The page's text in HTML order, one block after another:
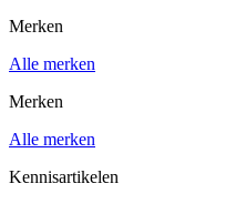
Merken
Alle merken
Merken
Alle merken
Kennisartikelen